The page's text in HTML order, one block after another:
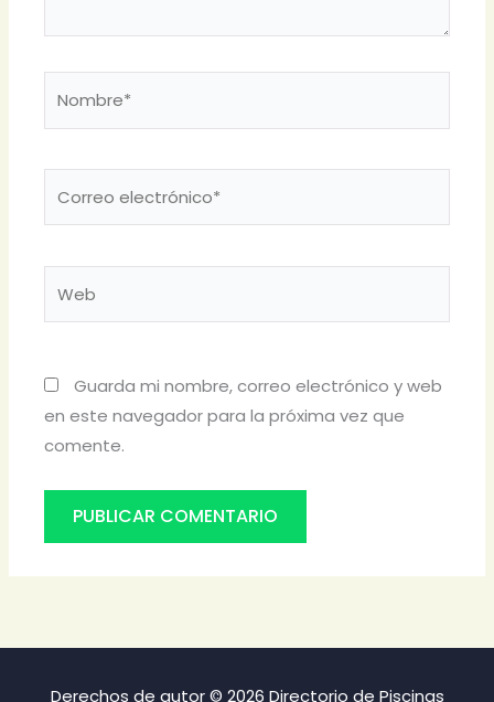
Guarda mi nombre, correo electrónico y web
en este navegador para la próxima vez que
comente.
Derechos de autor © 2026 Directorio de Piscinas